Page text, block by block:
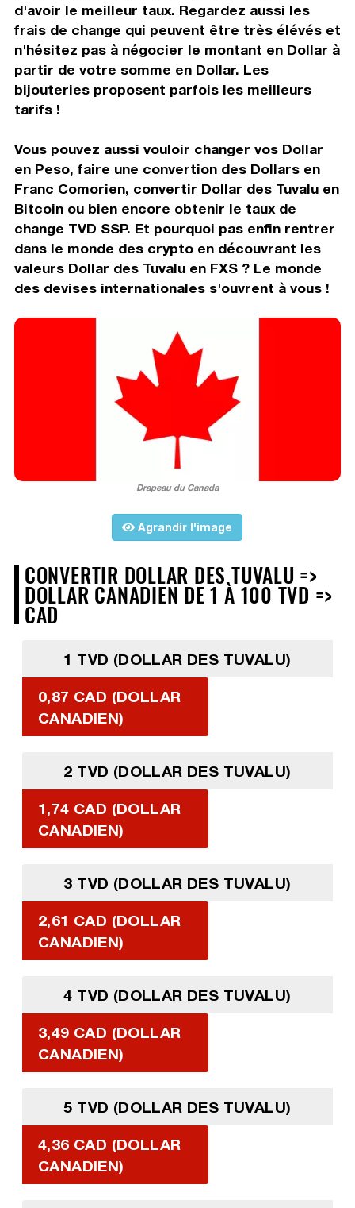
d'avoir le meilleur taux. Regardez aussi les
frais de change qui peuvent être très élévés et
n'hésitez pas à négocier le montant en Dollar à
partir de votre somme en Dollar. Les
bijouteries proposent parfois les meilleurs
tarifs !
Vous pouvez aussi vouloir changer vos Dollar
en Peso, faire une convertion des Dollars en
Franc Comorien, convertir Dollar des Tuvalu en
Bitcoin ou bien encore obtenir le taux de
change TVD SSP. Et pourquoi pas enfin rentrer
dans le monde des crypto en découvrant les
valeurs Dollar des Tuvalu en FXS ? Le monde
des devises internationales s'ouvrent à vous !
Drapeau du Canada
Agrandir l'image
CONVERTIR DOLLAR DES TUVALU =>
DOLLAR CANADIEN DE 1 À 100 TVD =>
CAD
1 TVD (DOLLAR DES TUVALU)
0,87 CAD (DOLLAR
CANADIEN)
2 TVD (DOLLAR DES TUVALU)
1,74 CAD (DOLLAR
CANADIEN)
3 TVD (DOLLAR DES TUVALU)
2,61 CAD (DOLLAR
CANADIEN)
4 TVD (DOLLAR DES TUVALU)
3,49 CAD (DOLLAR
CANADIEN)
5 TVD (DOLLAR DES TUVALU)
4,36 CAD (DOLLAR
CANADIEN)